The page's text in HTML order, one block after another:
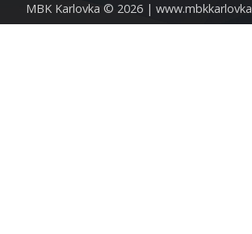
MBK Karlovka © 2026 |